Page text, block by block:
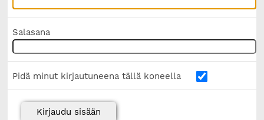
Salasana
Pidä minut kirjautuneena tällä koneella